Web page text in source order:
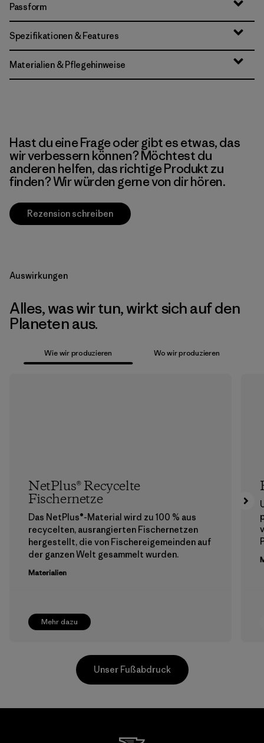
Passform
Spezifikationen & Features
Materialien & Pflegehinweise
Hast du eine Frage oder gibt es etwas, das
wir verbessern können? Möchtest du
anderen helfen, das richtige Produkt zu
finden? Wir würden gerne von dir hören.
Rezension schreiben
Auswirkungen
Alles, was wir tun, wirkt sich auf den
Planeten aus.
Wie wir produzieren Wo wir produzieren
Mehr dazu
NetPlus® Recycelte
Fischernetze
Das NetPlus®-Material wird zu 100 % aus
recycelten, ausrangierten Fischernetzen
hergestellt, die von Fischereigemeinden auf
der ganzen Welt gesammelt wurden.
Materialien
Unser Fußabdruck